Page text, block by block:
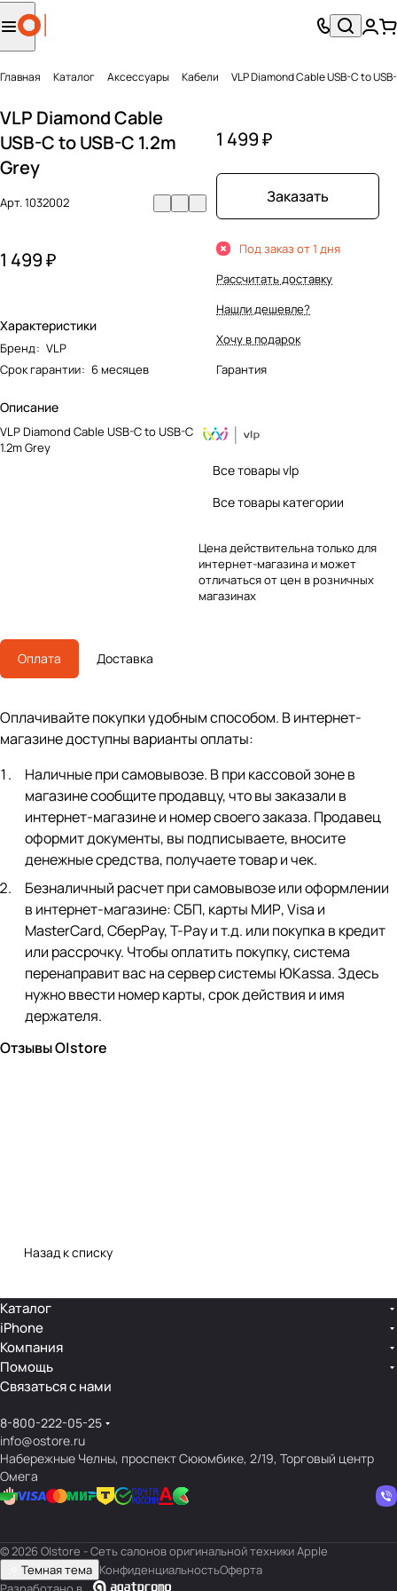
Главная Каталог Аксесcуары Кабели VLP Diamond Cable USB-C to
VLP Diamond Cable
USB-C to USB-C 1.2m
Grey
Арт.1032002
1 499 ₽
Характеристики
Бренд: VLP
Срок гарантии: 6 месяцев
Описание
VLP Diamond Cable USB-C to USB-C
1.2m Grey
1 499 ₽
Заказать
Под заказ от 1 дня
Рассчитать доставку
Нашли дешевле?
Хочу в подарок
Гарантия
Все товары vlp
Все товары категории
Цена действительна только для
интернет-магазина и может
отличаться от цен в розничных
магазинах
Оплата Доставка
Оплачивайте покупки удобным способом. В интернет-
магазине доступны варианты оплаты:
Наличные при самовывозе. В при кассовой зоне в
магазине сообщите продавцу, что вы заказали в
интернет-магазине и номер своего заказа. Продавец
оформит документы, вы подписываете, вносите
денежные средства, получаете товар и чек.
Безналичный расчет при самовывозе или оформлении
в интернет-магазине: СБП, карты МИР, Visa и
MasterCard, СберPay, Т-Pay и т.д. или покупка в кредит
или рассрочку. Чтобы оплатить покупку, система
перенаправит вас на сервер системы ЮKassa. Здесь
нужно ввести номер карты, срок действия и имя
держателя.
Отзывы O|store
Назад к списку
Каталог
iPhone
Компания
Помощь
Связаться с нами
8-800-222-05-25
info@ostore.ru
Набережные Челны, проспект Сююмбике, 2/19, Торговый центр
Омега
© 2026 O|store - Сеть салонов оригинальной техники Apple
Темная тема КонфиденциальностьОферта